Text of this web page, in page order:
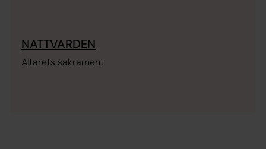
NATTVARDEN
Altarets sakrament